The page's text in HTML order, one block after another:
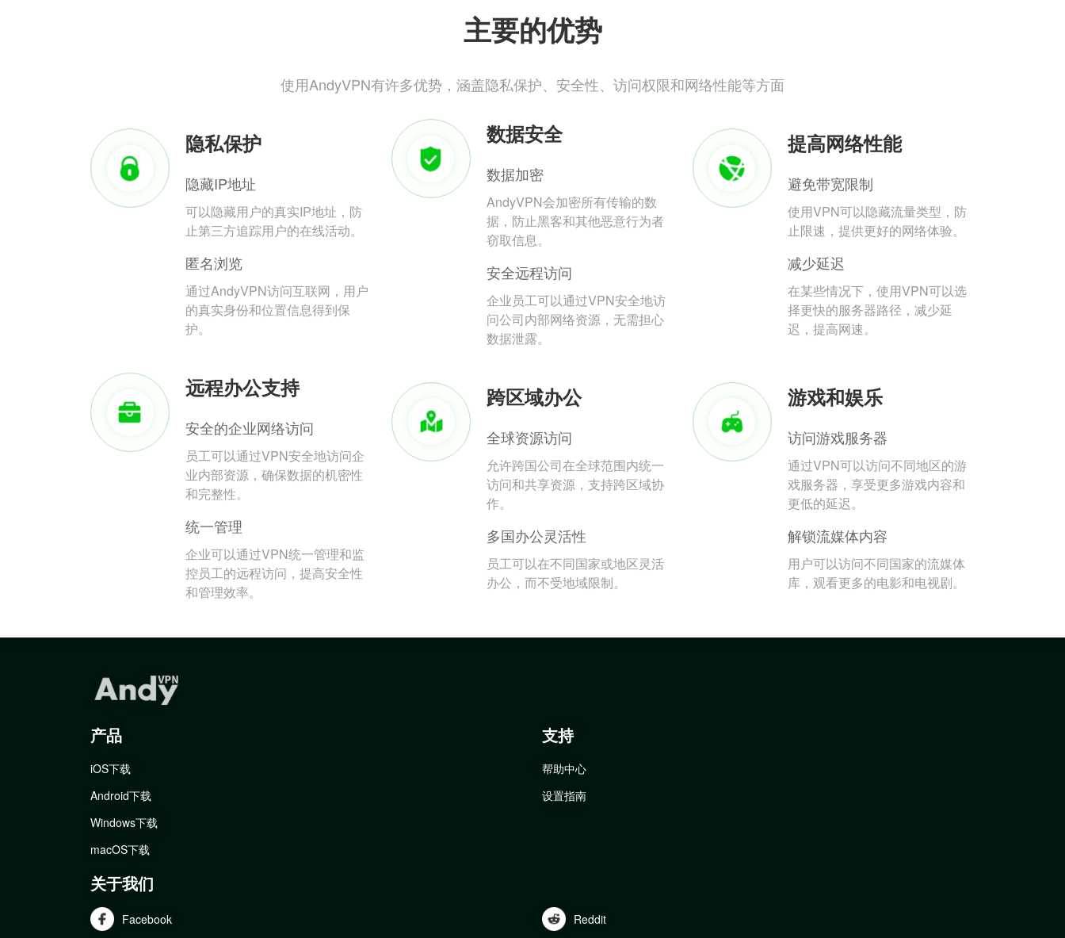
主要的优势
使用AndyVPN有许多优势，涵盖隐私保护、安全性、访问权限和网络性能等方面
隐私保护
隐藏IP地址
可以隐藏用户的真实IP地址，防
止第三方追踪用户的在线活动。
匿名浏览
通过AndyVPN访问互联网，用户
的真实身份和位置信息得到保
护。
数据安全
数据加密
AndyVPN会加密所有传输的数
据，防止黑客和其他恶意行为者
窃取信息。
安全远程访问
企业员工可以通过VPN安全地访
问公司内部网络资源，无需担心
数据泄露。
提高网络性能
避免带宽限制
使用VPN可以隐藏流量类型，防
止限速，提供更好的网络体验。
减少延迟
在某些情况下，使用VPN可以选
择更快的服务器路径，减少延
迟，提高网速。
远程办公支持
安全的企业网络访问
员工可以通过VPN安全地访问企
业内部资源，确保数据的机密性
和完整性。
统一管理
企业可以通过VPN统一管理和监
控员工的远程访问，提高安全性
和管理效率。
跨区域办公
全球资源访问
允许跨国公司在全球范围内统一
访问和共享资源，支持跨区域协
作。
多国办公灵活性
员工可以在不同国家或地区灵活
办公，而不受地域限制。
游戏和娱乐
访问游戏服务器
通过VPN可以访问不同地区的游
戏服务器，享受更多游戏内容和
更低的延迟。
解锁流媒体内容
用户可以访问不同国家的流媒体
库，观看更多的电影和电视剧。
产品
iOS下载
Android下载
Windows下载
macOS下载
支持
帮助中心
设置指南
关于我们
Facebook Reddit